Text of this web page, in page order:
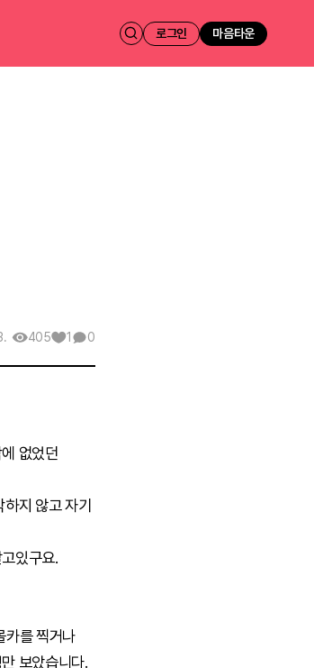
로그인 마음타운
405 1 0
없었던
지 않고 자기
있구요.
카를 찍거나
보았습니다.